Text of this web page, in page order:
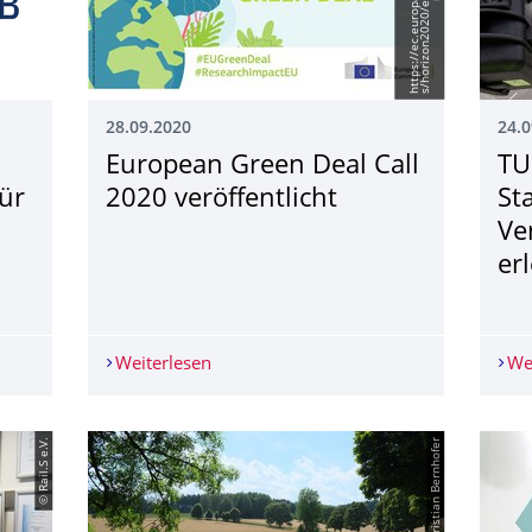
Startschuss für die Erforschung und Erprobung neuer
28.09.2020
European Green Deal Call
2020 veröffentlicht
Weiterlesen European Green Deal Call 2020
© Rail.S e.V.